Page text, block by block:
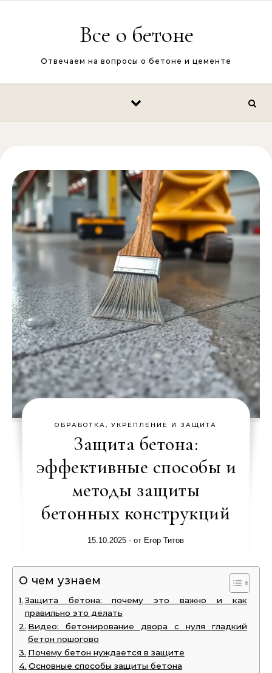
Все о бетоне
Отвечаем на вопросы о бетоне и цементе
ОБРАБОТКА, УКРЕПЛЕНИЕ И ЗАЩИТА
Защита бетона:
эффективные способы и
методы защиты
бетонных конструкций
15.10.2025 - от Егор Титов
О чем узнаем
Защита бетона: почему это важно и как
правильно это делать
Видео: бетонирование двора с нуля гладкий
бетон пошогово
Почему бетон нуждается в защите
Основные способы защиты бетона